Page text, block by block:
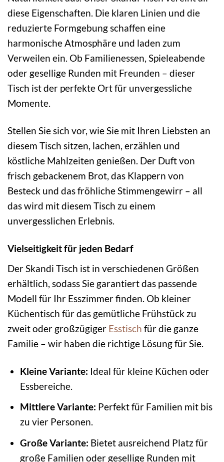
diese Eigenschaften. Die klaren Linien und die
reduzierte Formgebung schaffen eine
harmonische Atmosphäre und laden zum
Verweilen ein. Ob Familienessen, Spieleabende
oder gesellige Runden mit Freunden – dieser
Tisch ist der perfekte Ort für unvergessliche
Momente.
Stellen Sie sich vor, wie Sie mit Ihren Liebsten an
diesem Tisch sitzen, lachen, erzählen und
köstliche Mahlzeiten genießen. Der Duft von
frisch gebackenem Brot, das Klappern von
Besteck und das fröhliche Stimmengewirr – all
das wird mit diesem Tisch zu einem
unvergesslichen Erlebnis.
Vielseitigkeit für jeden Bedarf
Der Skandi Tisch ist in verschiedenen Größen
erhältlich, sodass Sie garantiert das passende
Modell für Ihr Esszimmer finden. Ob kleiner
Küchentisch für das gemütliche Frühstück zu
zweit oder großzügiger Esstisch für die ganze
Familie – wir haben die richtige Lösung für Sie.
Kleine Variante: Ideal für kleine Küchen oder
Essbereiche.
Mittlere Variante: Perfekt für Familien mit bis
zu vier Personen.
Große Variante: Bietet ausreichend Platz für
große Familien oder gesellige Runden mit